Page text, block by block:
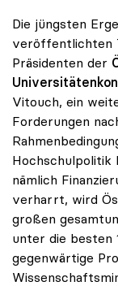
Die jüngsten
veröffentlichten
Präsidenten der
Vitouch, ein
Forderungen
Hochschulpolitik
nämlich
verharrt, wird
großen
unter die besten
gegenwärtige